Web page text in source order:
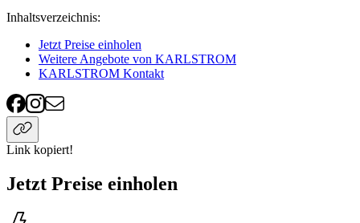
Inhaltsverzeichnis:
Jetzt Preise einholen
Weitere Angebote von KARLSTROM
KARLSTROM Kontakt
Link kopiert!
Jetzt Preise einholen